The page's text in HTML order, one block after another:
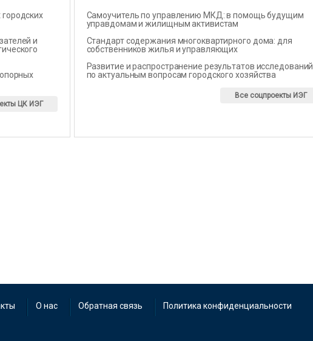
и
ЦК ИЭГ
Самоучитель по управлению МКД: в помощь будущим
управдомам и жилищным активистам
Стандарт содержания многоквартирного дома: для
собственников жилья и управляющих
Развитие и распространение результатов исследований
по актуальным вопросам городского хозяйства
Все соцпроекты ИЭГ
О нас Обратная связь Политика конфиденциальности